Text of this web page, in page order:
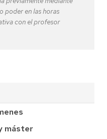
poder en las horas
con el profesor
máster